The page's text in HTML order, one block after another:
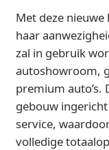
Met deze
haar
zal in gebruik
autoshowroom,
premium auto’s.
gebouw
service,
volledige